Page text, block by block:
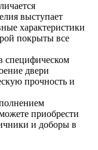
выступает
характеристики
покрыты все
специфическом
двери
прочность и
приобрести
и доборы в